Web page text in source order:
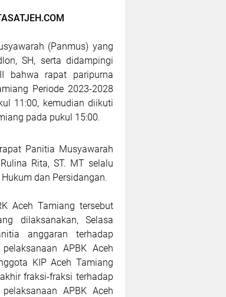
(Panmus) yang
SH, serta didampingi
bahwa rapat paripurna
Periode 2023-2028
11:00, kemudian diikuti
pada pukul 15:00.
Panitia Musyawarah
Rita, ST. MT selalu
dan Persidangan.
Aceh Tamiang tersebut
dilaksanakan, Selasa
anggaran terhadap
APBK Aceh
KIP Aceh Tamiang
fraksi-fraksi terhadap
APBK Aceh